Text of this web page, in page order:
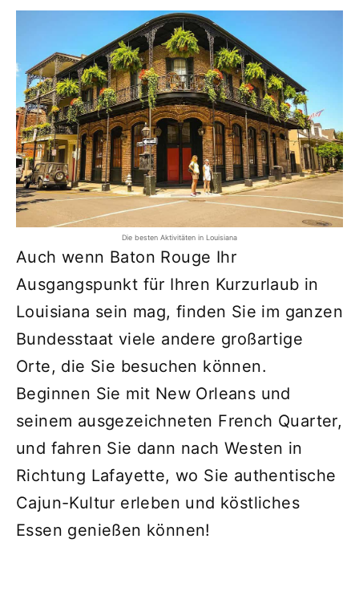
Die besten Aktivitäten in Louisiana
Auch wenn Baton Rouge Ihr
Ausgangspunkt für Ihren Kurzurlaub in
Louisiana sein mag, finden Sie im ganzen
Bundesstaat viele andere großartige
Orte, die Sie besuchen können.
Beginnen Sie mit New Orleans und
seinem ausgezeichneten French Quarter,
und fahren Sie dann nach Westen in
Richtung Lafayette, wo Sie authentische
Cajun-Kultur erleben und köstliches
Essen genießen können!